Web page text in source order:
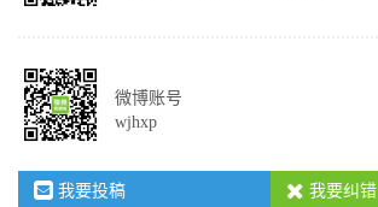
微博账号
wjhxp
我要投稿 我要纠错